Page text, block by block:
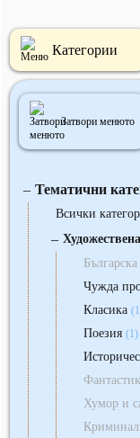
Категории
Затвори менюто
‒ Тематични
Всички
‒
Чужда
Класика
Поезия (1)
Хумор и